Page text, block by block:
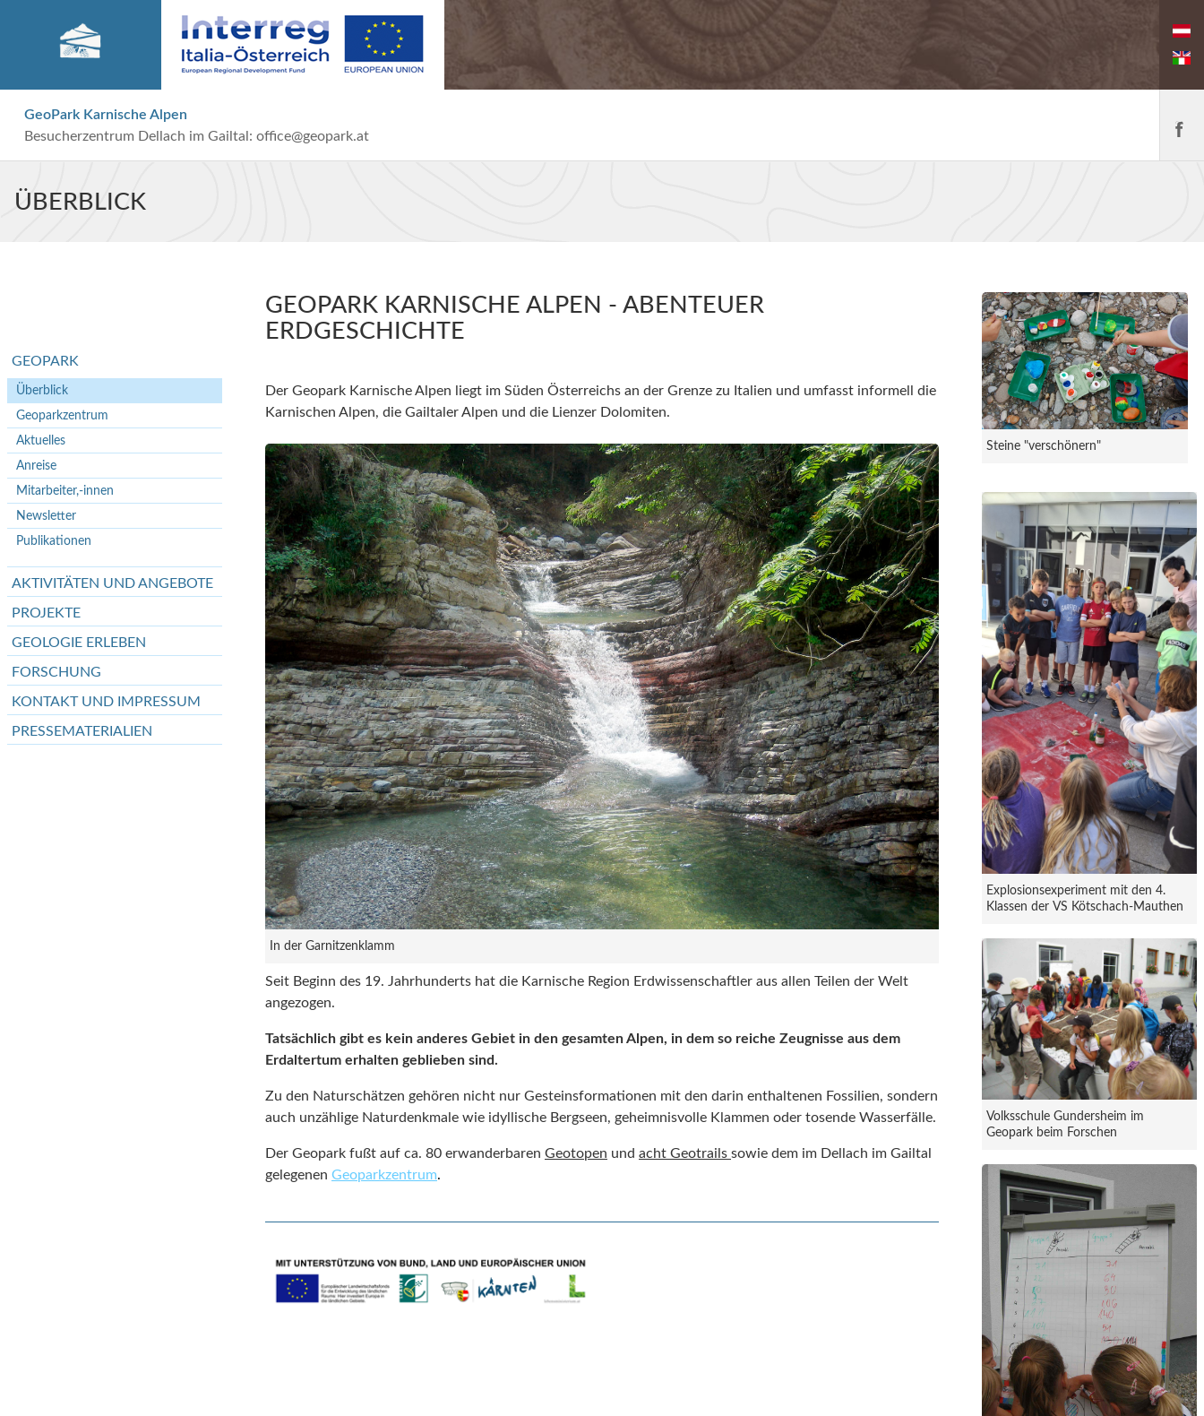
GeoPark Karnische Alpen
Besucherzentrum Dellach im Gailtal: office@geopark.at
ÜBERBLICK
GEOPARK
Überblick
Geoparkzentrum
Aktuelles
Anreise
Mitarbeiter,-innen
Newsletter
Publikationen
AKTIVITÄTEN UND ANGEBOTE
PROJEKTE
GEOLOGIE ERLEBEN
FORSCHUNG
KONTAKT UND IMPRESSUM
PRESSEMATERIALIEN
GEOPARK KARNISCHE ALPEN - ABENTEUER
ERDGESCHICHTE
Der Geopark Karnische Alpen liegt im Süden Österreichs an der Grenze zu Italien und umfasst informell die
Karnischen Alpen, die Gailtaler Alpen und die Lienzer Dolomiten.
In der Garnitzenklamm
Seit Beginn des 19. Jahrhunderts hat die Karnische Region Erdwissenschaftler aus allen Teilen der Welt
angezogen.
Tatsächlich gibt es kein anderes Gebiet in den gesamten Alpen, in dem so reiche Zeugnisse aus dem
Erdaltertum erhalten geblieben sind.
Zu den Naturschätzen gehören nicht nur Gesteinsformationen mit den darin enthaltenen Fossilien, sondern
auch unzählige Naturdenkmale wie idyllische Bergseen, geheimnisvolle Klammen oder tosende Wasserfälle.
Der Geopark fußt auf ca. 80 erwanderbaren Geotopen und acht Geotrails sowie dem im Dellach im Gailtal
gelegenen Geoparkzentrum.
Steine "verschönern"
Explosionsexperiment mit den 4.
Klassen der VS Kötschach-Mauthen
Volksschule Gundersheim im
Geopark beim Forschen